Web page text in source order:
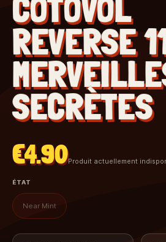
COTOVOL
REVERSE
SECRÈTES
€4.90Produit actuellement
ÉTAT
Near Mint